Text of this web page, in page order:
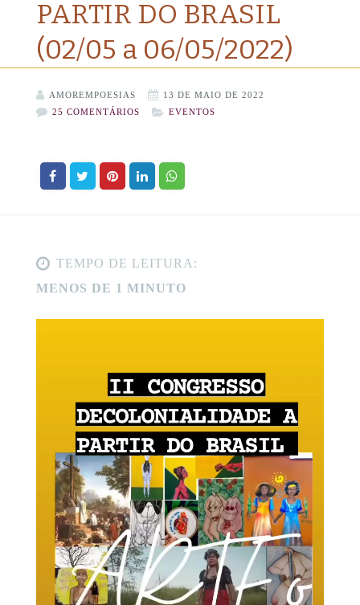
PARTIR DO BRASIL
(02/05 a 06/05/2022)
AMOREMPOESIAS
13 DE MAIO DE 2022
25 COMENTÁRIOS
EVENTOS
TEMPO DE LEITURA:
MENOS DE 1 MINUTO